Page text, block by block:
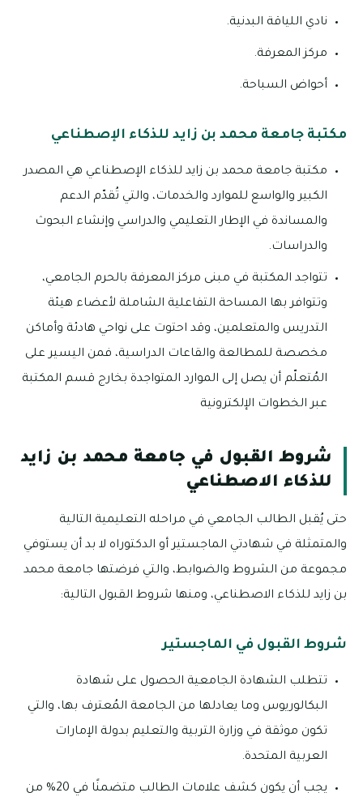
نادي اللياقة البدنية.
مركز المعرفة.
أحواض السباحة.
مكتبة جامعة محمد بن زايد للذكاء الإصطناعي
مكتبة جامعة محمد بن زايد للذكاء الإصطناعي هي المصدر
الكبير والواسع للموارد والخدمات، والتي تُقدّم الدعم
والمساندة في الإطار التعليمي والدراسي وإنشاء البحوث
والدراسات.
تتواجد المكتبة في مبنى مركز المعرفة بالحرم الجامعي،
وتتوافر بها المساحة التفاعلية الشاملة لأعضاء هيئة
التدريس والمتعلمين، وقد احتوت على نواحي هادئة وأماكن
مخصصة للمطالعة والقاعات الدراسية، فمن اليسير على
المُتعلّم أن يصل إلى الموارد المتواجدة بخارج قسم المكتبة
عبر الخطوات الإلكترونية
شروط القبول في جامعة محمد بن زايد
للذكاء الاصطناعي
حتى يُقبل الطالب الجامعي في مراحله التعليمية التالية
والمتمثلة في شهادتي الماجستير أو الدكتوراه لا بد أن يستوفي
مجموعة من الشروط والضوابط، والتي فرضتها جامعة محمد
بن زايد للذكاء الاصطناعي، ومنها شروط القبول التالية:
شروط القبول في الماجستير
تتطلب الشهادة الجامعية الحصول على شهادة
البكالوريوس وما يعادلها من الجامعة المُعترف بها، والتي
تكون موثقة في وزارة التربية والتعليم بدولة الإمارات
العربية المتحدة.
يجب أن يكون كشف علامات الطالب متضمنًا في 20% من